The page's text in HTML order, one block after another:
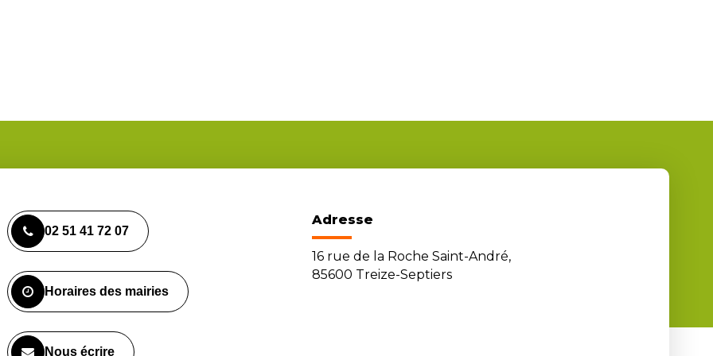
02 51 41 72 07
Horaires des mairies
Nous écrire
Adresse
16 rue de la Roche Saint-André,
85600 Treize-Septiers